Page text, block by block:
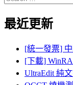
for:
最近更新
[統一發票]
[下載]
UltraEdit 純